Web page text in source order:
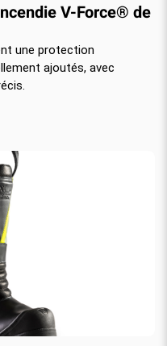
V-Force® de
une protection
ajoutés, avec